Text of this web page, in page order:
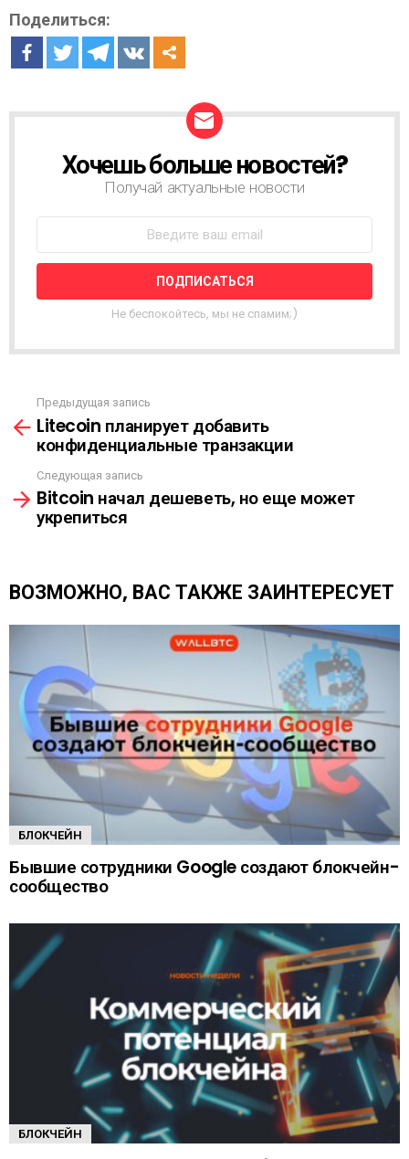
Поделиться:
О
Т
Н
А
Ы
Л
К
А
Хочешь больше новостей?
Получай актуальные новости
Не беспокойтесь, мы не спамим;)
м
е
щ
Предыдущая запись
Litecoin планирует добавить
конфиденциальные транзакции
Следующая запись
Bitcoin начал дешеветь, но еще может
укрепиться
ВОЗМОЖНО, ВАС ТАКЖЕ ЗАИНТЕРЕСУЕТ
БЛОКЧЕЙН
Бывшие сотрудники Google создают блокчейн-
сообщество
БЛОКЧЕЙН